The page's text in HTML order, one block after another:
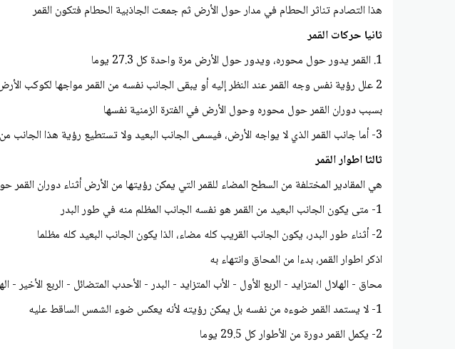
هذا التصادم تناثر الحطام في مدار حول الأرض ثم جمعت الجاذبية الحطام فتكون القمر
ثانيا حركات القمر
1. القمر يدور حول محوره، ويدور حول الأرض مرة واحدة كل 27.3 يوما
2 علل رؤية نفس وجه القمر عند النظر إليه أو يبقى الجانب نفسه من القمر مواجها لكوكب الأرض على الدوام
بسبب دوران القمر حول محوره وحول الأرض في الفترة الزمنية نفسها
3- أما جانب القمر الذي لا يواجه الأرض، فيسمى الجانب البعيد ولا تستطيع رؤية هذا الجانب من كوكب الأرض
ثالثا اطوار القمر
هي المقادير المختلفة من السطح المضاء للقمر التي يمكن رؤيتها من الأرض أثناء دوران القمر
1- متى يكون الجانب البعيد من القمر هو نفسه الجانب المظلم منه في طور البدر
2- أثناء طور البدر، يكون الجانب القريب كله مضاء، الذا يكون الجانب البعيد كله مظلما
اذكر اطوار القمر، بدءا من المحاق وانتهاء به
محاق - الهلال المتزايد - الربع الأول - الأب المتزايد - البدر - الأحدب المتضائل - الربع الأخير -
1- لا يستمد القمر ضوءه من نفسه بل يمكن رؤيته لأنه يعكس ضوء الشمس الساقط عليه
2- يكمل القمر دورة من الأطوار كل 29.5 يوما